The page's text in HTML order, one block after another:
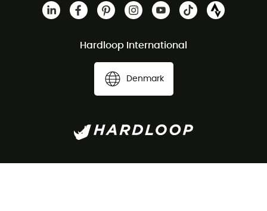
Hardloop International
Denmark